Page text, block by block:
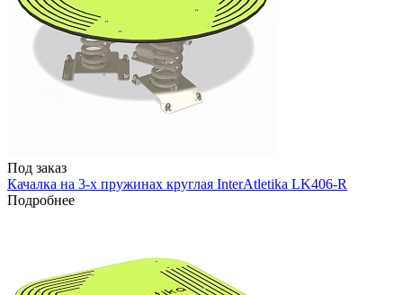
Под заказ
Качалка на 3-х пружинах круглая InterAtletika LK406-R
Подробнее